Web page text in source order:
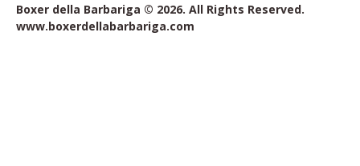
Boxer della Barbariga © 2026. All Rights Reserved.
www.boxerdellabarbariga.com